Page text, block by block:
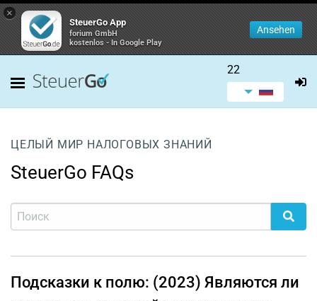
×
SteuerGo App
forium GmbH
kostenlos - In Google Play
Ansehen
22
ЦЕЛЫЙ МИР НАЛОГОВЫХ ЗНАНИЙ
SteuerGo FAQs
Подсказки к полю: (2023) Являются ли